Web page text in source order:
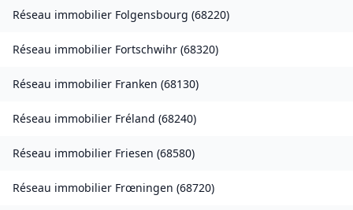
Réseau immobilier Folgensbourg (68220)
Réseau immobilier Fortschwihr (68320)
Réseau immobilier Franken (68130)
Réseau immobilier Fréland (68240)
Réseau immobilier Friesen (68580)
Réseau immobilier Frœningen (68720)